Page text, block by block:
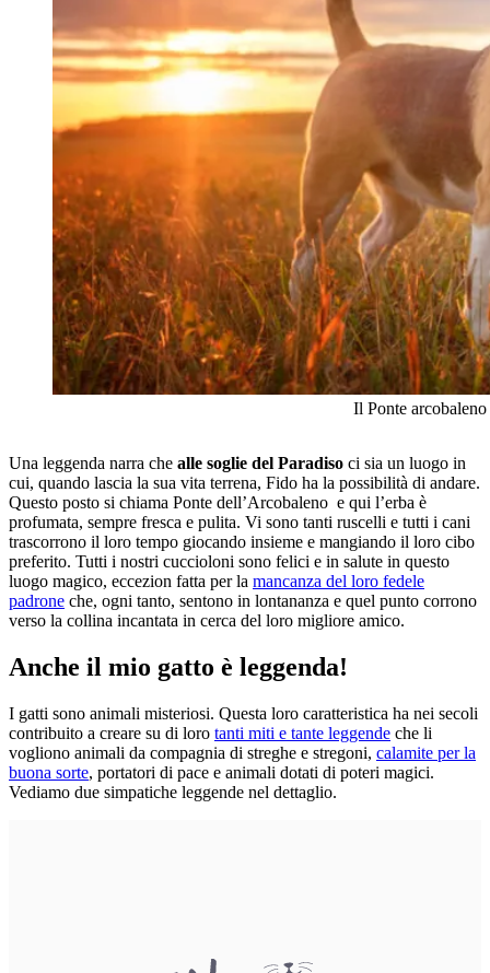
Il Ponte
Una leggenda narra che alle soglie del Paradiso ci sia un luogo in
cui, quando lascia la sua vita terrena, Fido ha la possibilità di andare.
Questo posto si chiama Ponte dell’Arcobaleno e qui l’erba è
profumata, sempre fresca e pulita. Vi sono tanti ruscelli e tutti i cani
trascorrono il loro tempo giocando insieme e mangiando il loro cibo
preferito. Tutti i nostri cuccioloni sono felici e in salute in questo
luogo magico, eccezion fatta per la mancanza del loro fedele
padrone che, ogni tanto, sentono in lontananza e quel punto corrono
verso la collina incantata in cerca del loro migliore amico.
Anche il mio gatto è leggenda!
I gatti sono animali misteriosi. Questa loro caratteristica ha nei secoli
contribuito a creare su di loro tanti miti e tante leggende che li
vogliono animali da compagnia di streghe e stregoni, calamite per la
buona sorte, portatori di pace e animali dotati di poteri magici.
Vediamo due simpatiche leggende nel dettaglio.